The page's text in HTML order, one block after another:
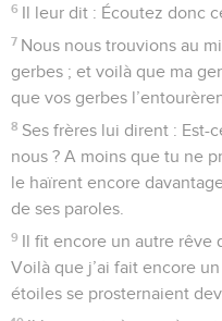
6 Il leur dit : Écoutez donc
7 Nous nous trouvions au
gerbes ; et voilà que ma
que vos gerbes
8 Ses frères lui dirent : Est-
nous ? A moins que tu ne
le haïrent encore
de ses paroles.
9 Il fit encore un autre rêve
Voilà que j’ai fait encore
étoiles se prosternaient